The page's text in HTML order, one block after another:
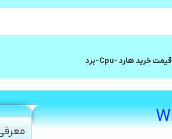
قیمت خرید هارد -cpu-برد